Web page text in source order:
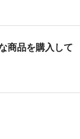
商品を購入して